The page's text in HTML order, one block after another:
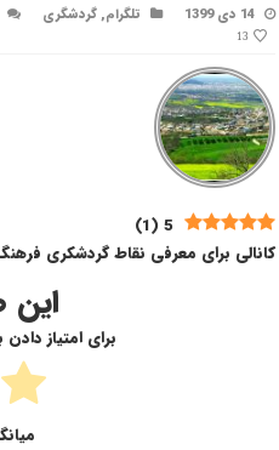
14 دی 1399 تلگرام,گردشگری
13
5
(
1
)
کانالی برای معرفی نقاط گردشکری
برای امتیاز